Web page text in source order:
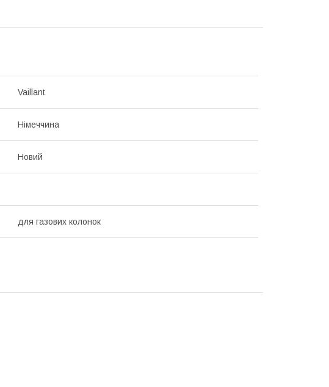
Vaillant
Німеччина
Новий
для газових колонок